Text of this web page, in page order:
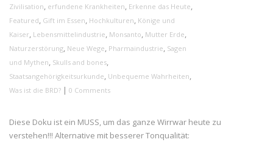
Zivilisation, erfundene Krankheiten, Erkenne das Heute,
Featured, Gift im Essen, Hochkulturen, Könige und
Kaiser, Lebensmittelindustrie, Monsanto, Mutter Erde,
Naturzerstörung, Neue Wege, Pharmaindustrie, Sagen
und Mythen, Skulls and bones,
Staatsangehörigkeitsurkunde, Unbequeme Wahrheiten,
Was ist die BRD? | 0 Comments
Diese Doku ist ein MUSS, um das ganze Wirrwar heute zu
verstehen!!! Alternative mit besserer Tonqualität: